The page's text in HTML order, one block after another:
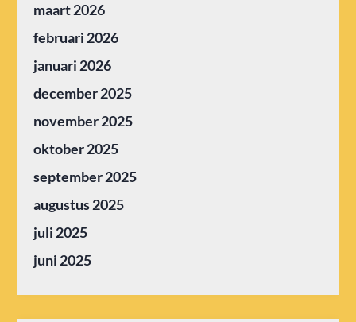
maart 2026
februari 2026
januari 2026
december 2025
november 2025
oktober 2025
september 2025
augustus 2025
juli 2025
juni 2025